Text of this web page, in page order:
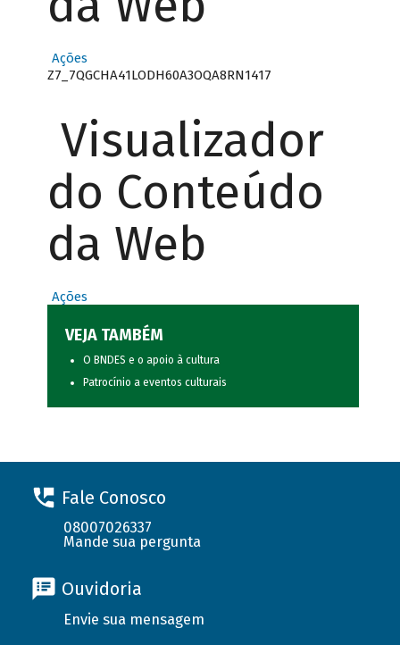
Ações
Z7_7QGCHA41LODH60A3OQA8RN1417
Visualizador
do Conteúdo
da Web
Ações
VEJA TAMBÉM
O BNDES e o apoio à cultura
Patrocínio a eventos culturais
Fale Conosco
08007026337
Mande sua pergunta
Ouvidoria
Envie sua mensagem